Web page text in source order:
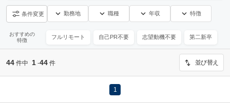
条件変更 勤務地 職種 年収 特徴
おすすめの
特徴
フルリモート 自己PR不要 志望動機不要 第二新卒
44 件中 1 -44 件 並び替え
1